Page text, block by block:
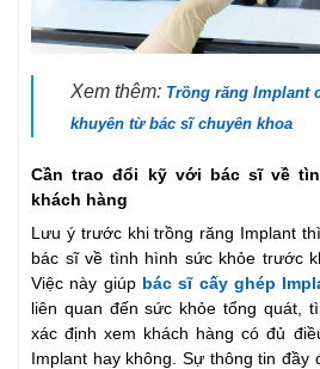
Xem thêm: Trồng răng Implant
khuyên từ bác sĩ chuyên khoa
Cần trao đổi kỹ với bác sĩ về
khách hàng
Lưu ý trước khi trồng răng Implant
bác sĩ về tình hình sức khỏe trước
Việc này giúpbác sĩ cấy ghép
liên quan đến sức khỏe tổng quát,
xác định xem khách hàng có đủ
Implant hay không. Sự thông tin đầy